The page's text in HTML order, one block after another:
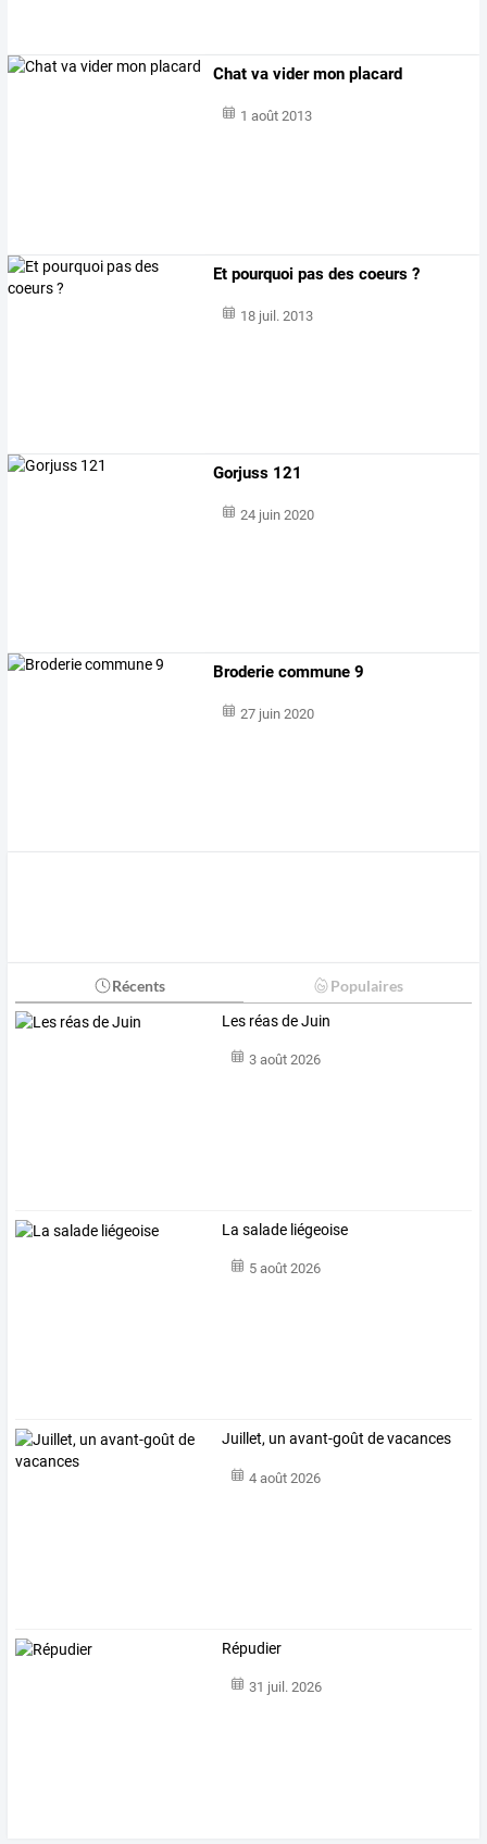
Chat va vider mon placard
1 août 2013
Et pourquoi pas des coeurs ?
18 juil. 2013
Gorjuss 121
24 juin 2020
Broderie commune 9
27 juin 2020
Récents Populaires
Les réas de Juin
3 août 2026
La salade liégeoise
5 août 2026
Juillet, un avant-goût de vacances
4 août 2026
Répudier
31 juil. 2026